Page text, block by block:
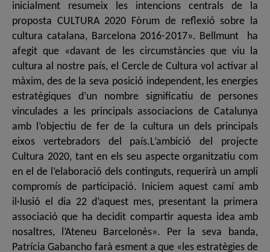
inicialment resumeix les intencions centrals de la
proposta CULTURA 2020 Fòrum de reflexió sobre la
cultura catalana, Barcelona 2016-2017». Bellmunt ha
afegit que «davant de les circumstàncies que viu la
cultura al nostre país, el Cercle de Cultura vol activar al
màxim, des de la seva posició independent, les energies
estratègiques d’un nombre significatiu de persones
vinculades a les principals associacions de Catalunya
amb l’objectiu de fer de la cultura un dels principals
eixos vertebradors del país.L’ambició del projecte
Cultura 2020, tant en els seu aspecte organitzatiu com
en el de l’elaboració dels continguts, requerirà un ampli
compromís de participació. Iniciem aquest camí amb
il·lusió el dia 22 d’aquest mes, presentant la primera
associació que ha decidit compartir aquesta idea amb
nosaltres, l’Ateneu Barcelonès». Per la seva banda,
Patrícia Gabancho farà esment a que «les estratègies de